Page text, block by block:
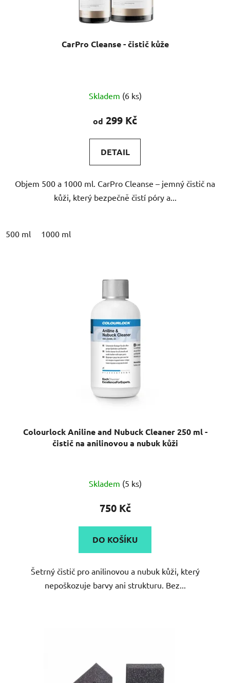
CarPro Cleanse - čistič kůže
hodnocení
produktu
5,0
z
hvězdiček.
Skladem (6 ks)
od 299 Kč
DETAIL
Objem 500 a 1000 ml. CarPro Cleanse – jemný čistič na
kůži, který bezpečně čistí póry a...
500 ml 1000 ml
Colourlock Aniline and Nubuck Cleaner 250 ml -
čistič na anilinovou a nubuk kůži
Skladem (5 ks)
750 Kč
DO KOŠÍKU
Šetrný čistič pro anilinovou a nubuk kůži, který
nepoškozuje barvy ani strukturu. Bez...